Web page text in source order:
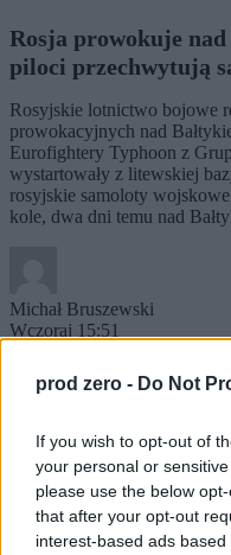
prod zero - Do Not
If you wish to opt-out of
your personal or
please use the below
that after your opt-out
interest-based ads
Rosja prowokuje
piloci przechwytują
Rosyjskie lotnictwo bojowe
prowokacyjnych nad
Eurofightery Typhoon z
wystartowały z litewskiej
rosyjskie samoloty
kole, dwa dni temu nad
Michał Bruszewski
Wczoraj 15:51
Wojsko